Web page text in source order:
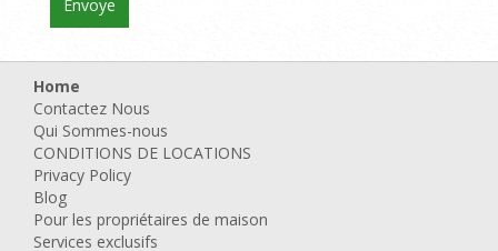
Home
Contactez Nous
Qui Sommes-nous
CONDITIONS DE LOCATIONS
Privacy Policy
Blog
Pour les propriétaires de maison
Services exclusifs